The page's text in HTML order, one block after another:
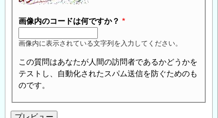
画像内のコードは何ですか？
画像内に表示されている文字列を入力してください。
この質問はあなたが人間の訪問者であるかどうかを
テストし、自動化されたスパム送信を防ぐためのも
のです。